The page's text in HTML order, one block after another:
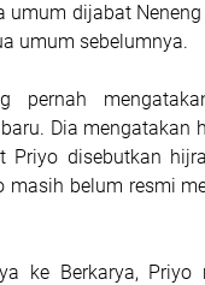
umum dijabat
umum sebelumnya.
pernah
Dia mengatakan
disebutkan
masih belum resmi
ke Berkarya, Priyo